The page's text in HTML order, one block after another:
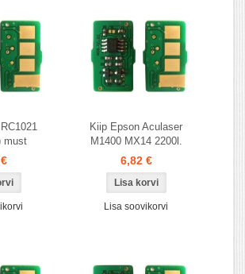
must
Kiip Epson Aculaser
M1400 MX14 2200l.
6,82 €
Lisa soovikorvi